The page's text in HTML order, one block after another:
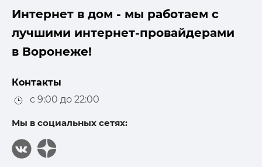
Интернет в дом - мы работаем с
лучшими интернет-провайдерами
в Воронеже!
Контакты
с 9:00 до 22:00
Мы в социальных сетях: